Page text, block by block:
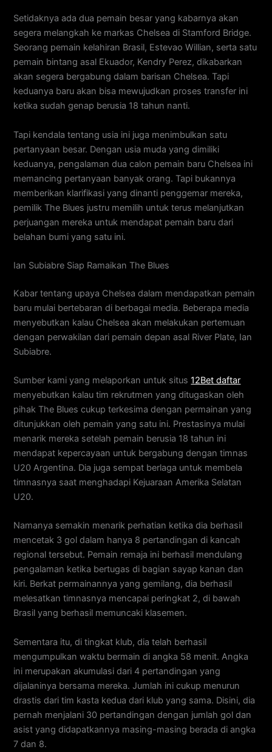
Setidaknya ada dua pemain besar yang kabarnya akan
segera melangkah ke markas Chelsea di Stamford Bridge.
Seorang pemain kelahiran Brasil, Estevao Willian, serta satu
pemain bintang asal Ekuador, Kendry Perez, dikabarkan
akan segera bergabung dalam barisan Chelsea. Tapi
keduanya baru akan bisa mewujudkan proses transfer ini
ketika sudah genap berusia 18 tahun nanti.
Tapi kendala tentang usia ini juga menimbulkan satu
pertanyaan besar. Dengan usia muda yang dimiliki
keduanya, pengalaman dua calon pemain baru Chelsea ini
memancing pertanyaan banyak orang. Tapi bukannya
memberikan klarifikasi yang dinanti penggemar mereka,
pemilik The Blues justru memilih untuk terus melanjutkan
perjuangan mereka untuk mendapat pemain baru dari
belahan bumi yang satu ini.
Ian Subiabre Siap Ramaikan The Blues
Kabar tentang upaya Chelsea dalam mendapatkan pemain
baru mulai bertebaran di berbagai media. Beberapa media
menyebutkan kalau Chelsea akan melakukan pertemuan
dengan perwakilan dari pemain depan asal River Plate, Ian
Subiabre.
Sumber kami yang melaporkan untuk situs12Bet daftar
menyebutkan kalau tim rekrutmen yang ditugaskan oleh
pihak The Blues cukup terkesima dengan permainan yang
ditunjukkan oleh pemain yang satu ini. Prestasinya mulai
menarik mereka setelah pemain berusia 18 tahun ini
mendapat kepercayaan untuk bergabung dengan timnas
U20 Argentina. Dia juga sempat berlaga untuk membela
timnasnya saat menghadapi Kejuaraan Amerika Selatan
U20.
Namanya semakin menarik perhatian ketika dia berhasil
mencetak 3 gol dalam hanya 8 pertandingan di kancah
regional tersebut. Pemain remaja ini berhasil mendulang
pengalaman ketika bertugas di bagian sayap kanan dan
kiri. Berkat permainannya yang gemilang, dia berhasil
melesatkan timnasnya mencapai peringkat 2, di bawah
Brasil yang berhasil memuncaki klasemen.
Sementara itu, di tingkat klub, dia telah berhasil
mengumpulkan waktu bermain di angka 58 menit. Angka
ini merupakan akumulasi dari 4 pertandingan yang
dijalaninya bersama mereka. Jumlah ini cukup menurun
drastis dari tim kasta kedua dari klub yang sama. Disini, dia
pernah menjalani 30 pertandingan dengan jumlah gol dan
asist yang didapatkannya masing-masing berada di angka
7 dan 8.